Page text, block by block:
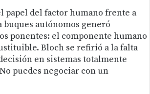
papel del factor humano frente a
buques autónomos generó
ponentes: el componente humano
Bloch se refirió a la falta
en sistemas totalmente
puedes negociar con un